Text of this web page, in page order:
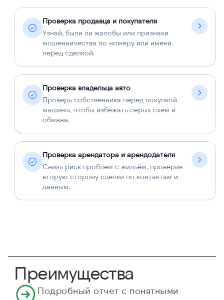
Проверка продавца и покупателя
Узнай, были ли жалобы или признаки
мошенничества по номеру или имени
перед сделкой.
Проверка владельца авто
Проверь собственника перед покупкой
машины, чтобы избежать серых схем и
обмана.
Проверка арендатора и арендодателя
Снизь риск проблем с жильём, проверив
вторую сторону сделки по контактам и
данным.
Преимущества
Подробный отчет с понятными